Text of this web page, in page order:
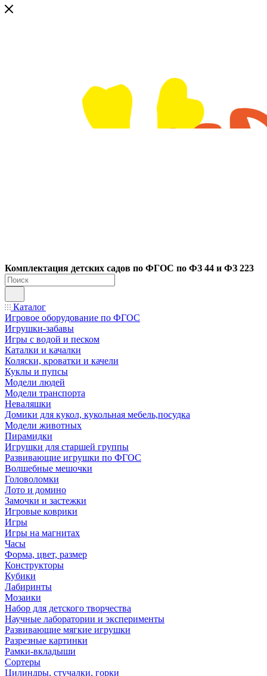
Комплектация детских садов по ФГОC по ФЗ 44 и ФЗ 223
Каталог
Игровое оборудование по ФГОС
Игрушки-забавы
Игры с водой и песком
Каталки и качалки
Коляски, кроватки и качели
Куклы и пупсы
Модели людей
Модели транспорта
Неваляшки
Домики для кукол, кукольная мебель,посудка
Модели животных
Пирамидки
Игрушки для старшей группы
Развивающие игрушки по ФГОС
Волшебные мешочки
Головоломки
Лото и домино
Замочки и застежки
Игровые коврики
Игры
Игры на магнитах
Часы
Форма, цвет, размер
Конструкторы
Кубики
Лабиринты
Мозаики
Набор для детского творчества
Научные лаборатории и эксперименты
Развивающие мягкие игрушки
Разрезные картинки
Рамки-вкладыши
Сортеры
Цилиндры, стучалки, горки